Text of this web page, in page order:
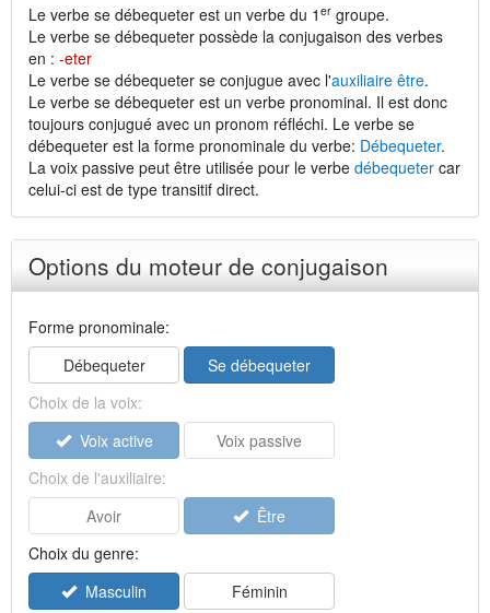
Le verbe se débequeter est un verbe du 1 er groupe.
Le verbe se débequeter possède la conjugaison des verbes
en : -eter
Le verbe se débequeter se conjugue avec l'auxiliaire être.
Le verbe se débequeter est un verbe pronominal. Il est donc
toujours conjugué avec un pronom réfléchi. Le verbe se
débequeter est la forme pronominale du verbe: Débequeter.
La voix passive peut être utilisée pour le verbe débequeter car
celui-ci est de type transitif direct.
Options du moteur de conjugaison
Forme pronominale:
Débequeter
Se débequeter
Choix de la voix:
Voix active
Voix passive
Choix de l'auxiliaire:
Avoir
Être
Choix du genre:
Masculin
Féminin